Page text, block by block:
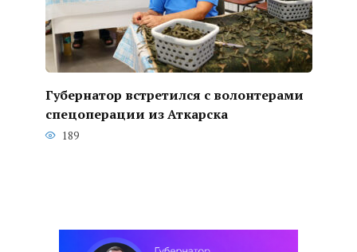
Губернатор встретился с волонтерами
спецоперации из Аткарска
189